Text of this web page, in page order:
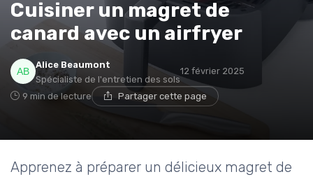
Cuisiner un magret de
canard avec un airfryer
Alice Beaumont
Spécialiste de l'entretien des sols
12 février 2025
9 min de lecture Partager cette page
Apprenez à préparer un délicieux magret de
→ Je m'abonne
* En m'inscrivant, j'accepte de recevoir la newsletter
d'Appareils Ménagers et les offres de ses partenaires.